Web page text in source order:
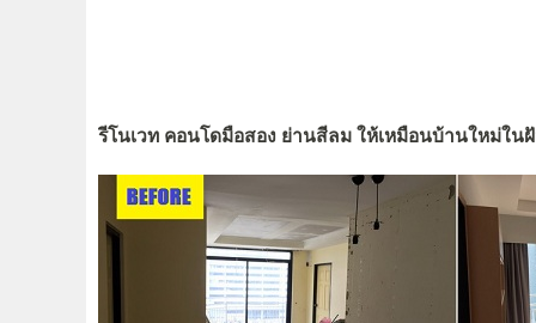
รีโนเวท คอนโดมือสอง ย่านสีลม ให้เหมือนบ้านใหม่ใน